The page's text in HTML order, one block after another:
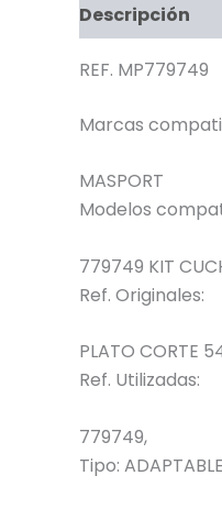
Descripción
REF. MP779749
Marcas
MASPORT
Modelos
779749 KIT
Ref. Originales:
PLATO CORTE
Ref. Utilizadas:
779749,
Tipo: ADAPTABLE